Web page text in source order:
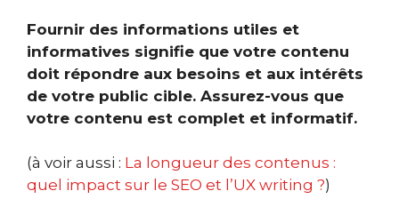
Fournir des informations utiles et
informatives signifie que votre contenu
doit répondre aux besoins et aux intérêts
de votre public cible. Assurez-vous que
votre contenu est complet et informatif.
(à voir aussi : La longueur des contenus :
quel impact sur le SEO et l’UX writing ?)